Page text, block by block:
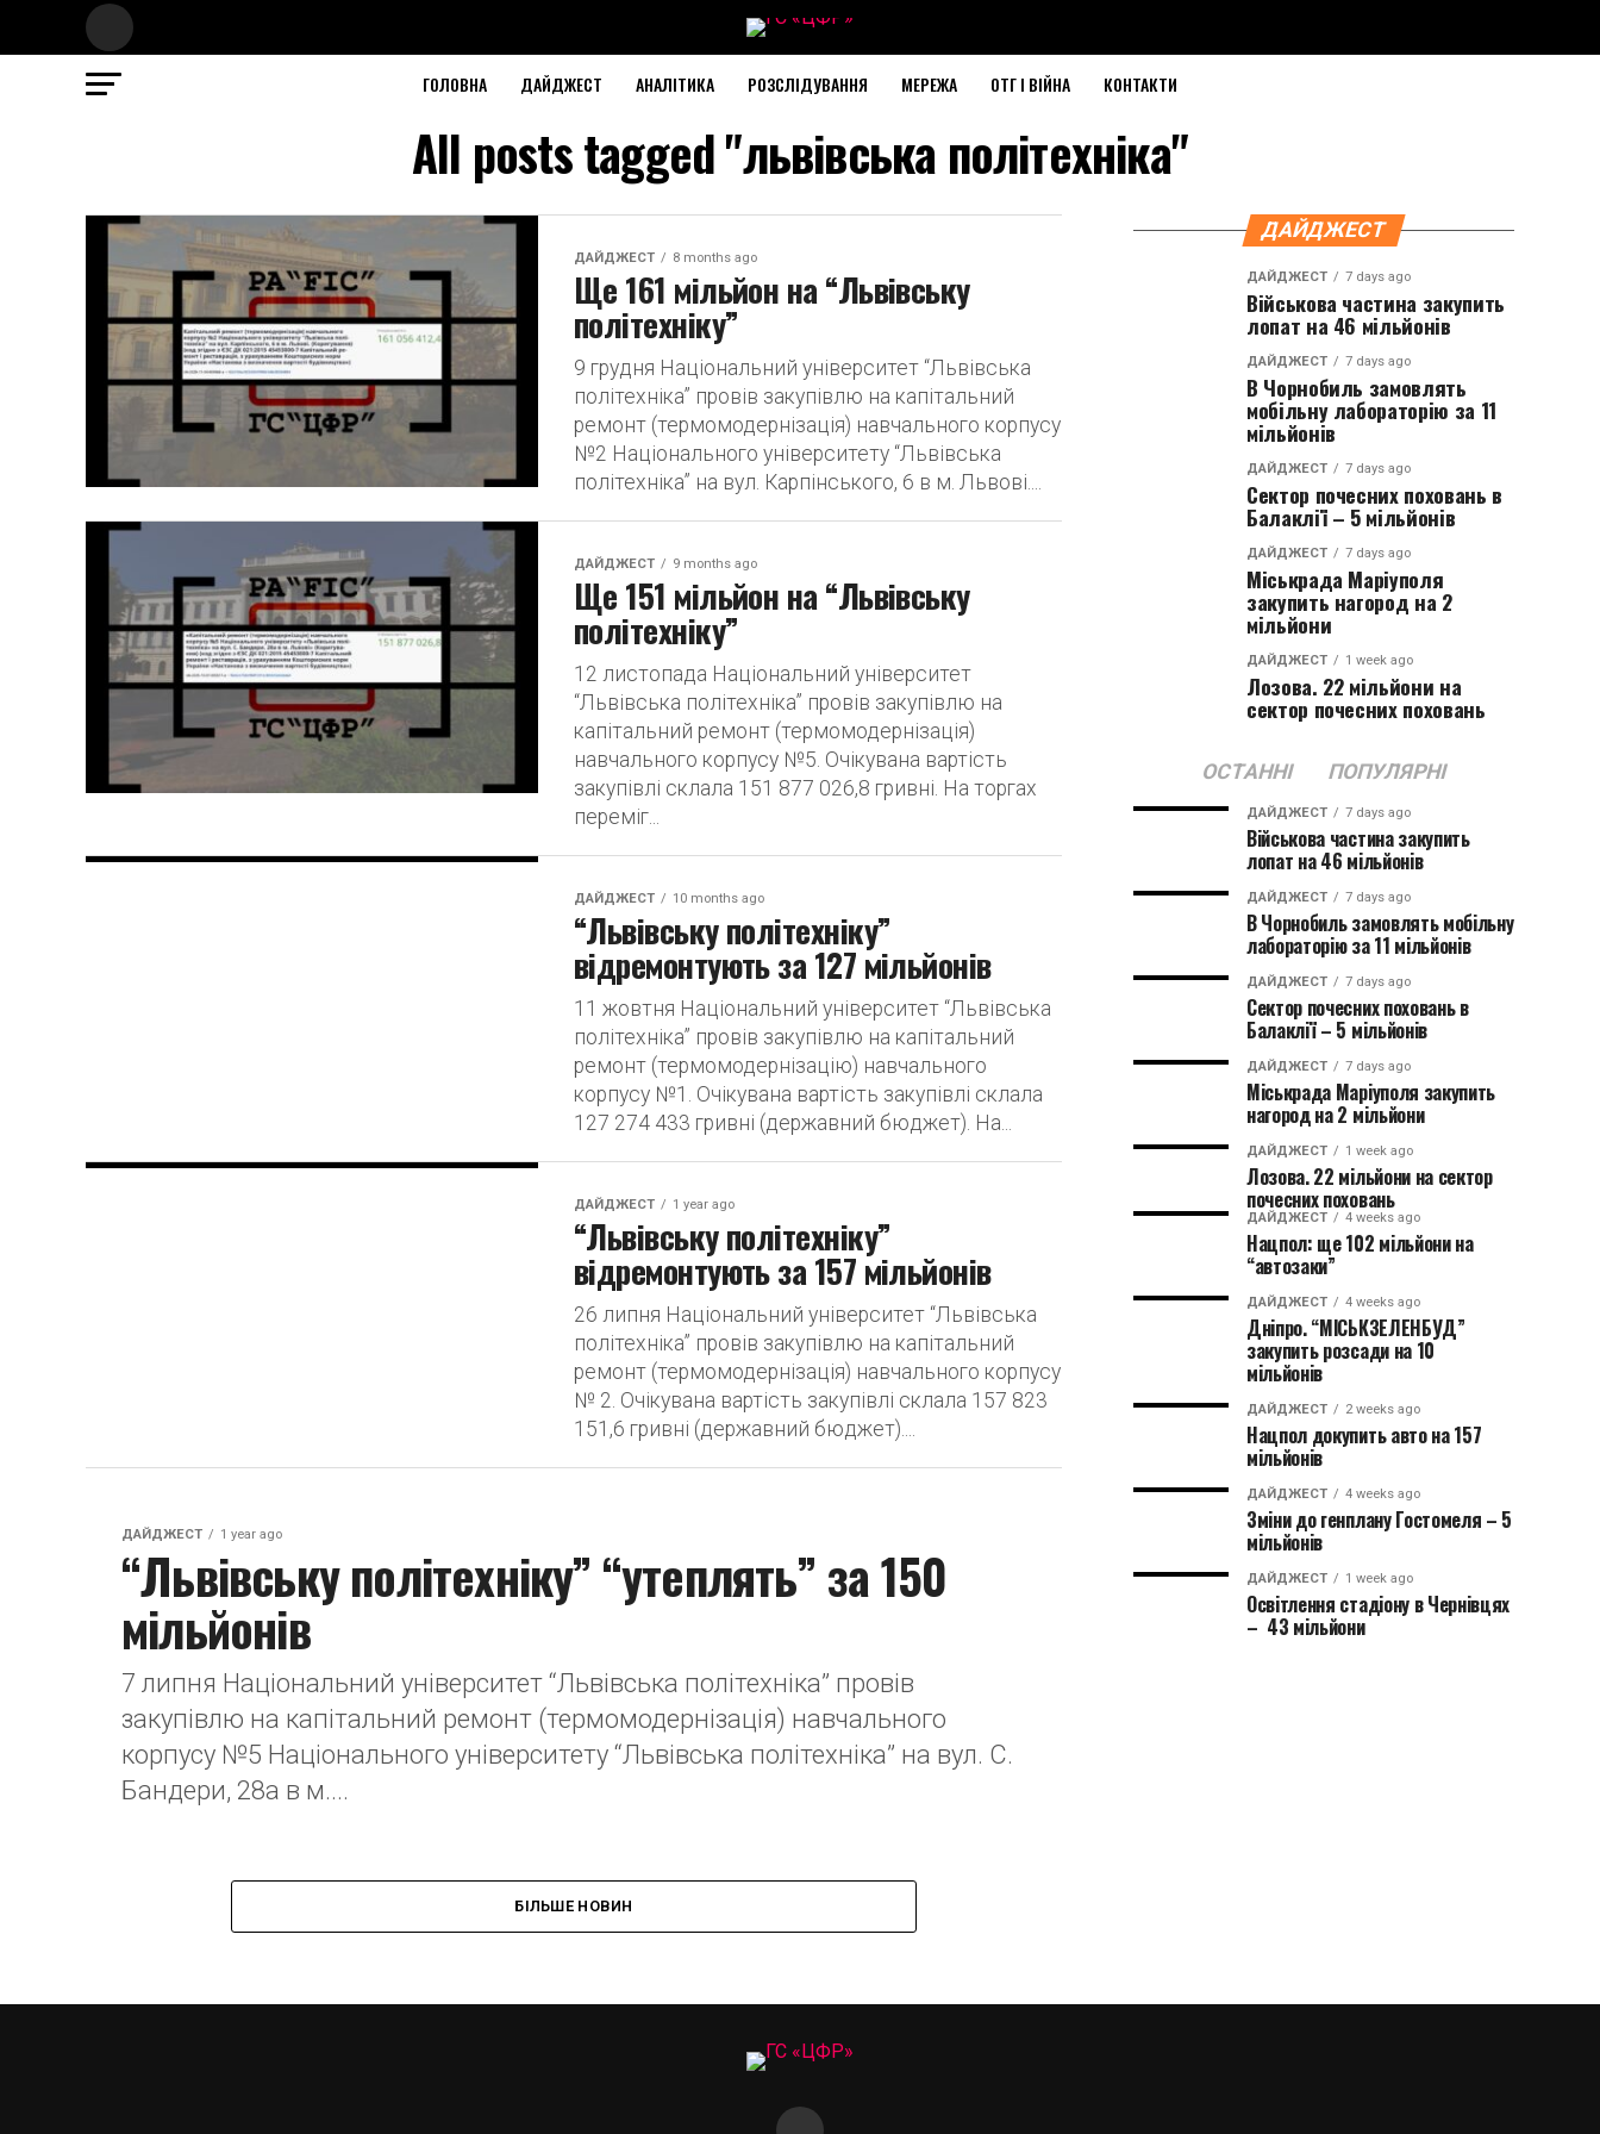
ГОЛОВНА ДАЙДЖЕСТ АНАЛІТИКА РОЗСЛІДУВАННЯ МЕРЕЖА ОТГ І ВІЙНА КОНТАКТИ
All posts tagged "львівська політехніка"
ДАЙДЖЕСТ 8 months ago
Ще 161 мільйон на “Львівську
політехніку”
9 грудня Національний університет “Львівська
політехніка” провів закупівлю на капітальний
ремонт (термомодернізація) навчального корпусу
№2 Національного університету “Львівська
політехніка” на вул. Карпінського, 6 в м. Львові....
ДАЙДЖЕСТ 9 months ago
Ще 151 мільйон на “Львівську
політехніку”
12 листопада Національний університет
“Львівська політехніка” провів закупівлю на
капітальний ремонт (термомодернізація)
навчального корпусу №5. Очікувана вартість
закупівлі склала 151 877 026,8 гривні. На торгах
переміг...
ДАЙДЖЕСТ 10 months ago
“Львівську політехніку”
відремонтують за 127 мільйонів
11 жовтня Національний університет “Львівська
політехніка” провів закупівлю на капітальний
ремонт (термомодернізацію) навчального
корпусу №1. Очікувана вартість закупівлі склала
127 274 433 гривні (державний бюджет). На...
ДАЙДЖЕСТ 1 year ago
“Львівську політехніку”
відремонтують за 157 мільйонів
26 липня Національний університет “Львівська
політехніка” провів закупівлю на капітальний
ремонт (термомодернізація) навчального корпусу
№ 2. Очікувана вартість закупівлі склала 157 823
151,6 гривні (державний бюджет)....
ДАЙДЖЕСТ 1 year ago
“Львівську політехніку” “утеплять” за 150
мільйонів
7 липня Національний університет “Львівська політехніка” провів
закупівлю на капітальний ремонт (термомодернізація) навчального
корпусу №5 Національного університету “Львівська політехніка” на вул. С.
Бандери, 28а в м....
БІЛЬШЕ НОВИН
ДАЙДЖЕСТ
ДАЙДЖЕСТ 7 days ago
Військова частина закупить
лопат на 46 мільйонів
ДАЙДЖЕСТ 7 days ago
В Чорнобиль замовлять
мобільну лабораторію за 11
мільйонів
ДАЙДЖЕСТ 7 days ago
Сектор почесних поховань в
Балаклії – 5 мільйонів
ДАЙДЖЕСТ 7 days ago
Міськрада Маріуполя
закупить нагород на 2
мільйони
ДАЙДЖЕСТ 1 week ago
Лозова. 22 мільйони на
сектор почесних поховань
ОСТАННІ ПОПУЛЯРНІ
ДАЙДЖЕСТ 7 days ago
Військова частина закупить
лопат на 46 мільйонів
ДАЙДЖЕСТ 7 days ago
В Чорнобиль замовлять мобільну
лабораторію за 11 мільйонів
ДАЙДЖЕСТ 7 days ago
Сектор почесних поховань в
Балаклії – 5 мільйонів
ДАЙДЖЕСТ 7 days ago
Міськрада Маріуполя закупить
нагород на 2 мільйони
ДАЙДЖЕСТ 1 week ago
Лозова. 22 мільйони на сектор
почесних поховань
ДАЙДЖЕСТ 4 weeks ago
Нацпол: ще 102 мільйони на
“автозаки”
ДАЙДЖЕСТ 4 weeks ago
Дніпро. “МІСЬКЗЕЛЕНБУД”
закупить розсади на 10
мільйонів
ДАЙДЖЕСТ 2 weeks ago
Нацпол докупить авто на 157
мільйонів
ДАЙДЖЕСТ 4 weeks ago
Зміни до генплану Гостомеля – 5
мільйонів
ДАЙДЖЕСТ 1 week ago
Освітлення стадіону в Чернівцях
– 43 мільйони